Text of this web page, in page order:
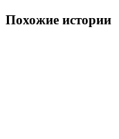
Похожие истории